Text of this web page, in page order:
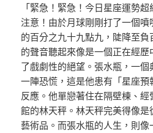
「緊急！緊急！今日星座運勢
注意！由於月球剛剛打了一個
的百分之九十九點九，陡降至
的聲音聽起來像是一個正在經
了戲劇性的絕望。張水瓶，一
一陣恐慌，這是他患有「星座
反應。他單戀著住在隔壁棟、
館的林天秤。林天秤完美得像
藝術品。而張水瓶的人生，則